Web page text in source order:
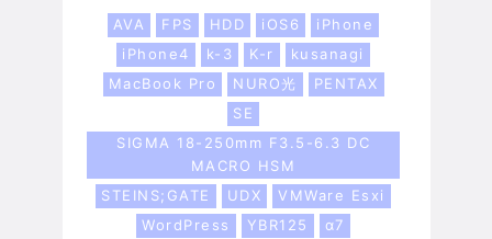
AVA FPS HDD iOS6
iPhone
iPhone4
k-3 K-r
kusanagi
MacBook Pro
NURO光
PENTAX
SE
SIGMA 18-250mm F3.5-6.3 DC
MACRO HSM
STEINS;GATE
UDX
VMWare Esxi
WordPress
YBR125
α7